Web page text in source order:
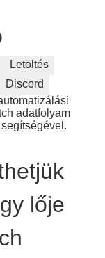
Letöltés
Discord
adatfolyam
lője